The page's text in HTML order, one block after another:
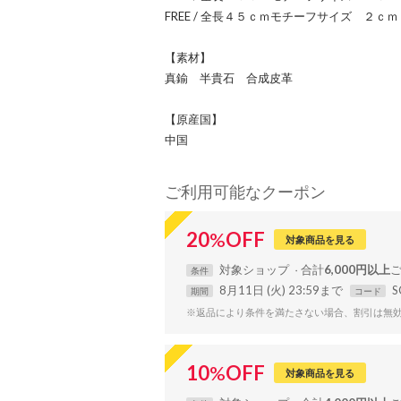
FREE / 全長４５ｃｍモチーフサイズ ２
【素材】
真鍮 半貴石 合成皮革
【原産国】
中国
ご利用可能なクーポン
20%OFF 対象商品を見る
条件 対象ショップ 合計6,000円以上
期間 8月11日 (火) 23:59まで コード
※返品により条件を満たさない場合、割引は無
10%OFF 対象商品を見る